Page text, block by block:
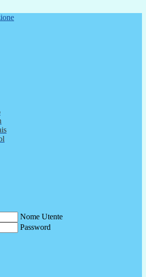
Nome Utente
Password